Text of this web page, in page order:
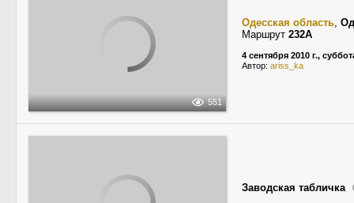
551
Одесская область,
Маршрут 232А
4 сентября 2010 г.,
Автор: ariss_ka
Заводская табличка